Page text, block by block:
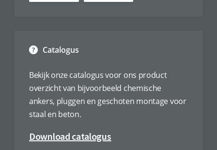
Catalogus
Bekijk onze catalogus voor ons product
overzicht van bijvoorbeeld chemische
ankers, pluggen en geschoten montage voor
staal en beton.
Download catalogus